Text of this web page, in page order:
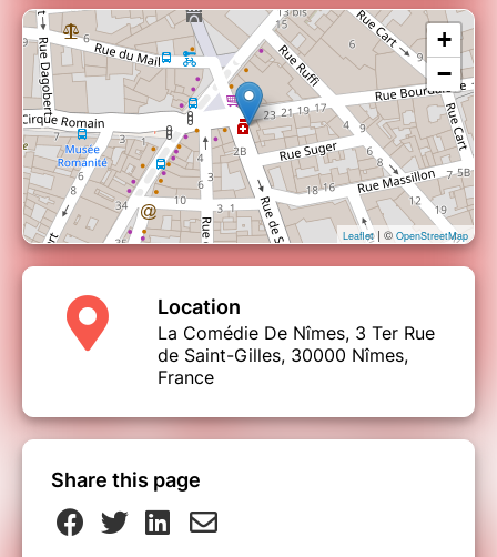
+
−
Leaflet| © OpenStreetMap
Location
La Comédie De Nîmes, 3 Ter Rue
de Saint-Gilles, 30000 Nîmes,
France
Share this page